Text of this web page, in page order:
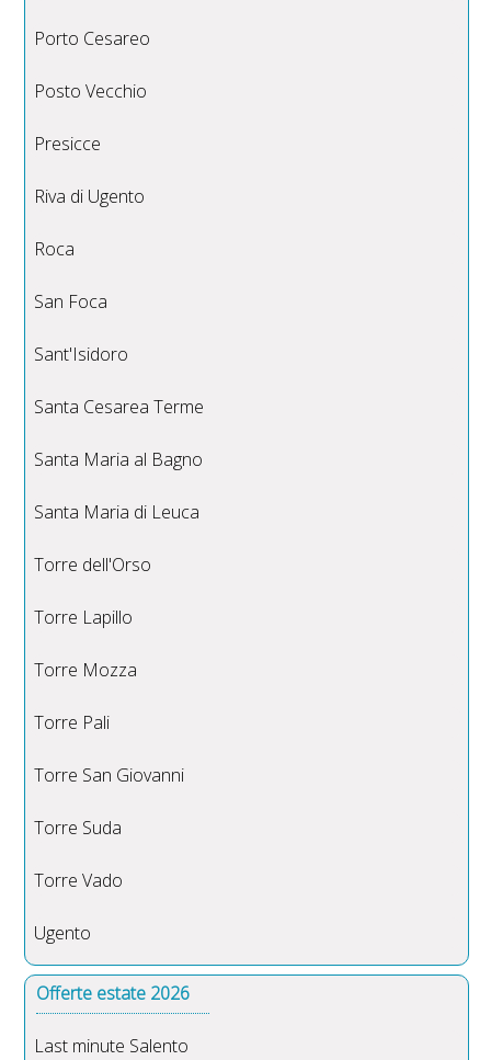
Porto Cesareo
Posto Vecchio
Presicce
Riva di Ugento
Roca
San Foca
Sant'Isidoro
Santa Cesarea Terme
Santa Maria al Bagno
Santa Maria di Leuca
Torre dell'Orso
Torre Lapillo
Torre Mozza
Torre Pali
Torre San Giovanni
Torre Suda
Torre Vado
Ugento
Offerte estate 2026
Last minute Salento